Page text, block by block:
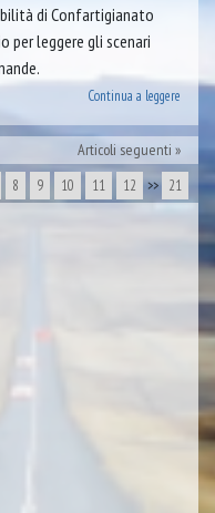
di Confartigianato
per leggere gli scenari
Continua a leggere
Articoli seguenti
8 9 10 11 12 >> 21